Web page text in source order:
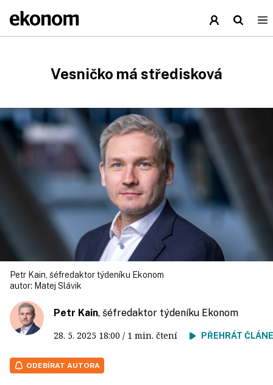
Vesničko má středisková
Petr Kain, šéfredaktor týdeníku Ekonom
autor: Matej Slávik
Petr Kain, šéfredaktor týdeníku Ekonom
28. 5. 2025 18:00 / 1 min. čtení PŘEHRÁT
ODEBÍRAT AUTORA